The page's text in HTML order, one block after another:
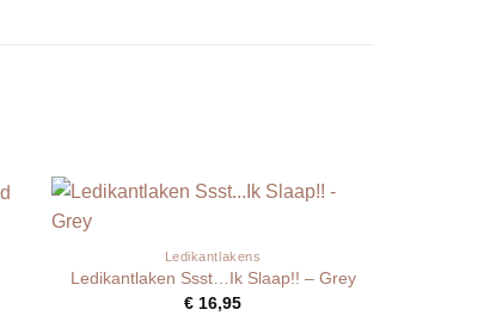
Ledikantlakens
Ledikantlaken Ssst…Ik Slaap!! – Grey
€ 16,95